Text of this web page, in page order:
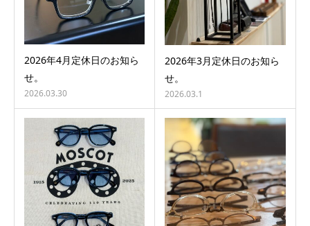
2026年4月定休日のお知ら
せ。
2026.03.30
2026年3月定休日のお知ら
せ。
2026.03.1